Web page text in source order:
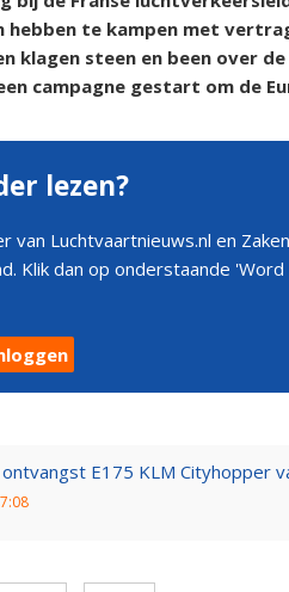
hebben te kampen met
klagen steen en been over
campagne gestart om de
lezen?
van Luchtvaartnieuws.nl en
Klik dan op onderstaande
E175 KLM Cityhopper